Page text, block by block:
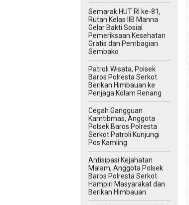
Semarak HUT RI ke-81,
Rutan Kelas IIB Manna
Gelar Bakti Sosial
Pemeriksaan Kesehatan
Gratis dan Pembagian
Sembako
Patroli Wisata, Polsek
Baros Polresta Serkot
Berikan Himbauan ke
Penjaga Kolam Renang
Cegah Gangguan
Kamtibmas, Anggota
Polsek Baros Polresta
Serkot Patroli Kunjungi
Pos Kamling
Antisipasi Kejahatan
Malam, Anggota Polsek
Baros Polresta Serkot
Hampiri Masyarakat dan
Berikan Himbauan